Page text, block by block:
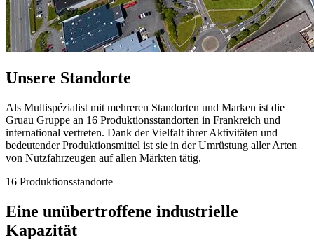
Unsere Standorte
Als Multispézialist mit mehreren Standorten und Marken ist die
Gruau Gruppe an 16 Produktionsstandorten in Frankreich und
international vertreten. Dank der Vielfalt ihrer Aktivitäten und
bedeutender Produktionsmittel ist sie in der Umrüstung aller Arten
von Nutzfahrzeugen auf allen Märkten tätig.
16 Produktionsstandorte
Eine unübertroffene industrielle
Kapazität